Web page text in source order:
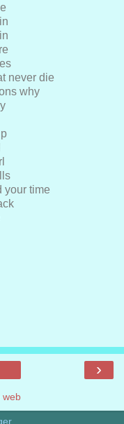
never die
why
your time
›
web
.